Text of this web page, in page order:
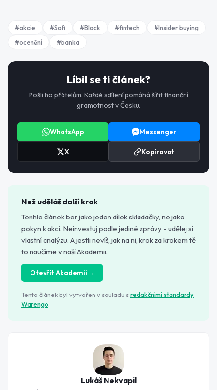
#akcie #Sofi #Block #fintech #Insider buying
#ocenění #banka
Líbil se ti článek?
Pošli ho přátelům. Každé sdílení pomáhá šířit finanční
gramotnost v Česku.
WhatsApp Messenger
X Kopírovat
Než uděláš další krok
Tenhle článek ber jako jeden dílek skládačky, ne jako
pokyn k akci. Neinvestuj podle jediné zprávy - udělej si
vlastní analýzu. A jestli nevíš, jak na ni, krok za krokem tě
to naučíme v naší Akademii.
Otevřít Akademii→
Tento článek byl vytvořen v souladu sredakčními standardy
Warengo
Lukáš Nekvapil